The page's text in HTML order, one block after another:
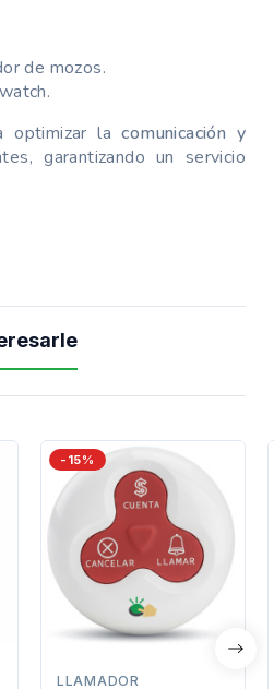
de mozos.
optimizar lacomunicación y
garantizando un servicio
-15%
LLAMADOR